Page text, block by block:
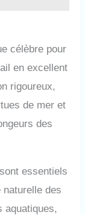
célèbre pour
en excellent
rigoureux,
de mer et
des
essentiels
naturelle des
aquatiques,